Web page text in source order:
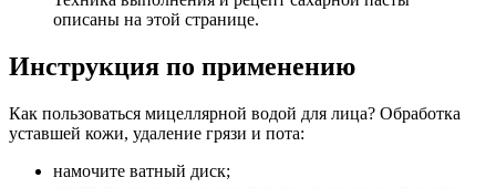
описаны на этой странице.
Инструкция по применению
Как пользоваться мицеллярной водой для лица? Обработка
уставшей кожи, удаление грязи и пота:
намочите ватный диск;